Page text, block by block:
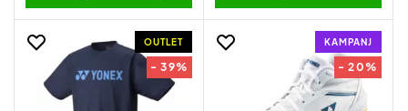
OUTLET
- 39%
KAMPANJ
- 20%